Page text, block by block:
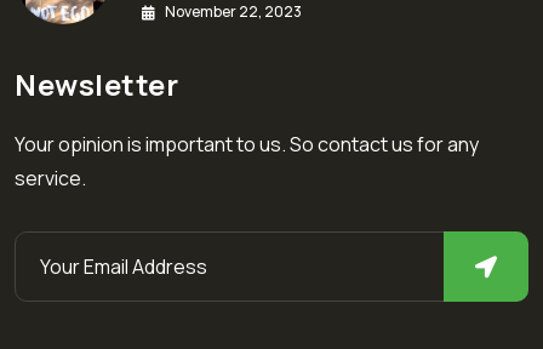
November 22, 2023
Newsletter
Your opinion is important to us. So contact us for any
service.